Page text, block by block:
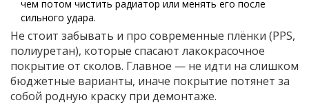
чем потом чистить радиатор или менять его после
сильного удара.
Не стоит забывать и про современные плёнки (PPS,
полиуретан), которые спасают лакокрасочное
покрытие от сколов. Главное — не идти на слишком
бюджетные варианты, иначе покрытие потянет за
собой родную краску при демонтаже.